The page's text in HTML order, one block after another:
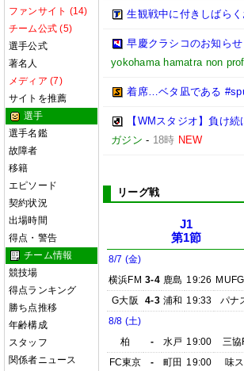
ファンサイト (14)
チーム公式 (5)
選手公式
著名人
メディア (7)
サイトを推薦
選手
選手名鑑
故障者
移籍
エピソード
契約状況
出場時間
得点・警告
チーム情報
競技場
得点ランキング
勝ち点推移
年齢構成
スタッフ
関係者ニュース
生観戦中に付きしばらく
早慶クラシコのお知らせ
yokohama hamatra non
着席…ベタ凪である
【WMスタジオ】負け
ガジン - 18時 NEW
リーグ戦
J1
第1節
8/7 (金)
横浜FM 3-4 鹿島 19:26
G大阪
4-3 浦和 19:33
パナ
8/8 (土)
柏
- 水戸 19:00
三協
FC東京
- 町田 19:00
味